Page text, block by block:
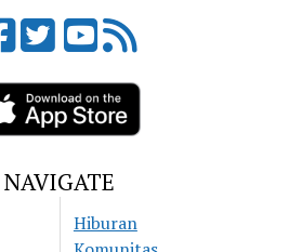
NAVIGATE
Hiburan